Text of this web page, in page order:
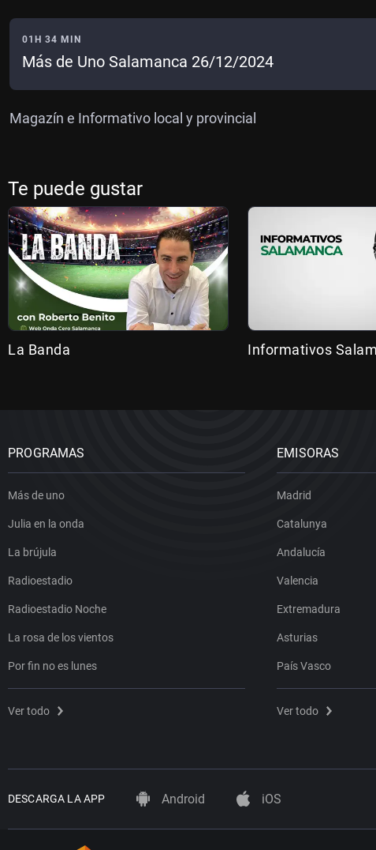
01H 34 MIN
Más de Uno Salamanca 26/12/2024
Magazín e Informativo local y provincial
Te puede gustar
La Banda Informativos
PROGRAMAS
Más de uno
Julia en la onda
La brújula
Radioestadio
Radioestadio Noche
La rosa de los vientos
Por fin no es lunes
Ver todo
EMISORAS
Madrid
Catalunya
Andalucía
Valencia
Extremadura
Asturias
País Vasco
Ver todo
DESCARGA LA APP Android iOS